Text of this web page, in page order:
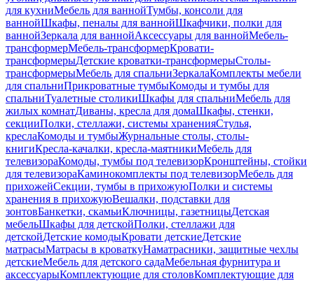
для кухниМебель для ваннойТумбы, консоли для
ваннойШкафы, пеналы для ваннойШкафчики, полки для
ваннойЗеркала для ваннойАксессуары для ваннойМебель-
трансформерМебель-трансформерКровати-
трансформерыДетские кроватки-трансформерыСтолы-
трансформерыМебель для спальниЗеркалаКомплекты мебели
для спальниПрикроватные тумбыКомоды и тумбы для
спальниТуалетные столикиШкафы для спальниМебель для
жилых комнатДиваны, кресла для домаШкафы, стенки,
секцииПолки, стеллажи, системы храненияСтулья,
креслаКомоды и тумбыЖурнальные столы, столы-
книгиКресла-качалки, кресла-маятникиМебель для
телевизораКомоды, тумбы под телевизорКронштейны, стойки
для телевизораКаминокомплекты под телевизорМебель для
прихожейСекции, тумбы в прихожуюПолки и системы
хранения в прихожуюВешалки, подставки для
зонтовБанкетки, скамьиКлючницы, газетницыДетская
мебельШкафы для детскойПолки, стеллажи для
детскойДетские комодыКровати детскиеДетские
матрасыМатрасы в кроваткуНаматрасники, защитные чехлы
детскиеМебель для детского садаМебельная фурнитура и
аксессуарыКомплектующие для столовКомплектующие для